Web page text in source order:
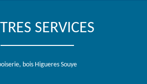
SERVICES
bois Higueres Souye